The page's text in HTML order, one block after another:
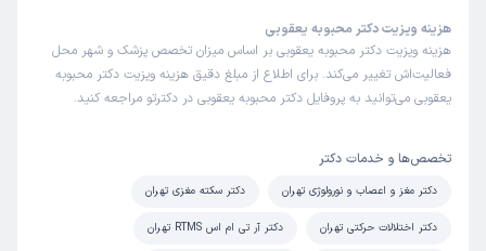
زمان انتظار:
دکتر خوب و‌صبور هستن و وقت زیادی برا مریض میزارن
کاربر دکترتو
این پزشک را پیشنهاد میکنم
هزینه ویزیت دکتر محبوبه یعقوبی
هزینه ویزیت دکتر محبوبه یعقوبی بر اساس میزان تخصص پزشک و شهر محل
فعالیت‌اش تغییر می‌کند. برای اطلاع از مبلغ دقیق هزینه ویزیت دکتر محبوبه
یعقوبی می‌توانید به پروفایل دکتر محبوبه یعقوبی در دکترتو مراجعه کنید.
تخصص‌ها و خدمات دکتر
دکتر مغز و اعصاب و نورولوژی تهران دکتر سکته مغزی تهران
دکتر اختلالات حرکتی تهران دکتر آر تی ام اس RTMS تهران